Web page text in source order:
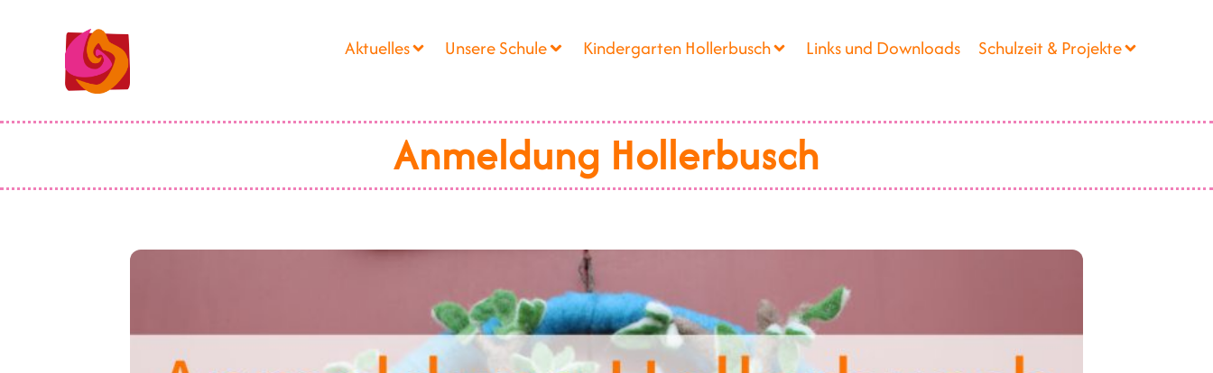
Aktuelles Unsere Schule Kindergarten Hollerbusch Links und Downloads Schulzeit & Projekte
Anmeldung Hollerbusch